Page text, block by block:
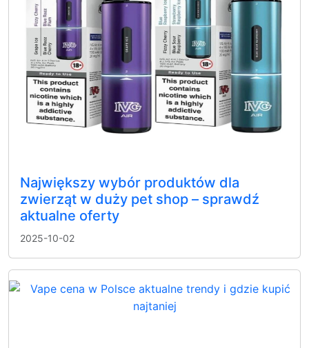
Największy wybór produktów dla
zwierząt w duży pet shop – sprawdź
aktualne oferty
2025-10-02